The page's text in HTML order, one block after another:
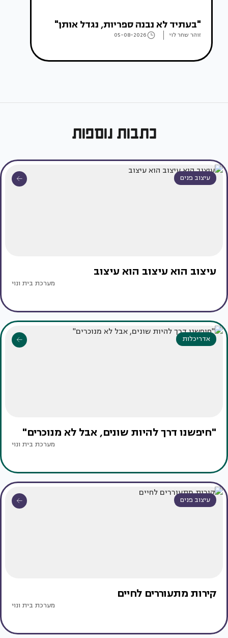
"בעתיד לא נבנה ספריות, נגדל אותן"
זוהר שחר לוי 05-08-2026
כתבות נוספות
עיצוב פנים
עיצוב הוא עיצוב הוא עיצוב
מערכת בית ונוי
אדריכלות
"חיפשנו דרך להיות שונים, אבל לא מנוכרים"
מערכת בית ונוי
עיצוב פנים
קירות מתעוררים לחיים
מערכת בית ונוי